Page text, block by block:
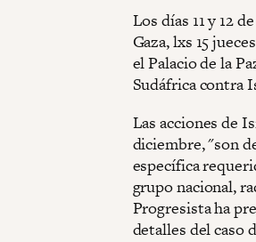
Los días 11 y 12
Gaza, lxs 15
el Palacio de la
Sudáfrica contra
Las acciones de
diciembre, "son
específica
grupo nacional,
Progresista ha
detalles del caso